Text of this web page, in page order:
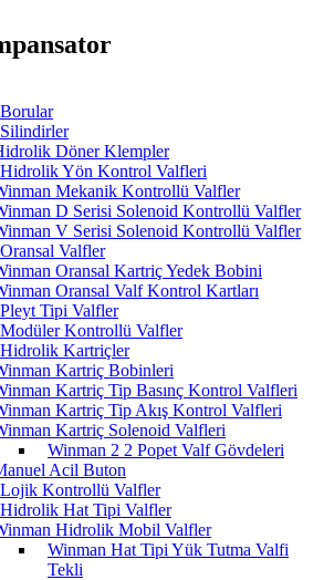
Döner Klempler
Yön Kontrol Valfleri
Mekanik Kontrollü Valfler
D Serisi Solenoid Kontrollü Valfler
V Serisi Solenoid Kontrollü Valfler
Valfler
Oransal Kartriç Yedek Bobini
Oransal Valf Kontrol Kartları
Tipi Valfler
Kontrollü Valfler
Kartriçler
Kartriç Bobinleri
Kartriç Tip Basınç Kontrol Valfleri
Kartriç Tip Akış Kontrol Valfleri
Kartriç Solenoid Valfleri
Winman 2 2 Popet Valf Gövdeleri
Acil Buton
Kontrollü Valfler
Hat Tipi Valfler
Hidrolik Mobil Valfler
Winman Hat Tipi Yük Tutma Valfi
Tekli